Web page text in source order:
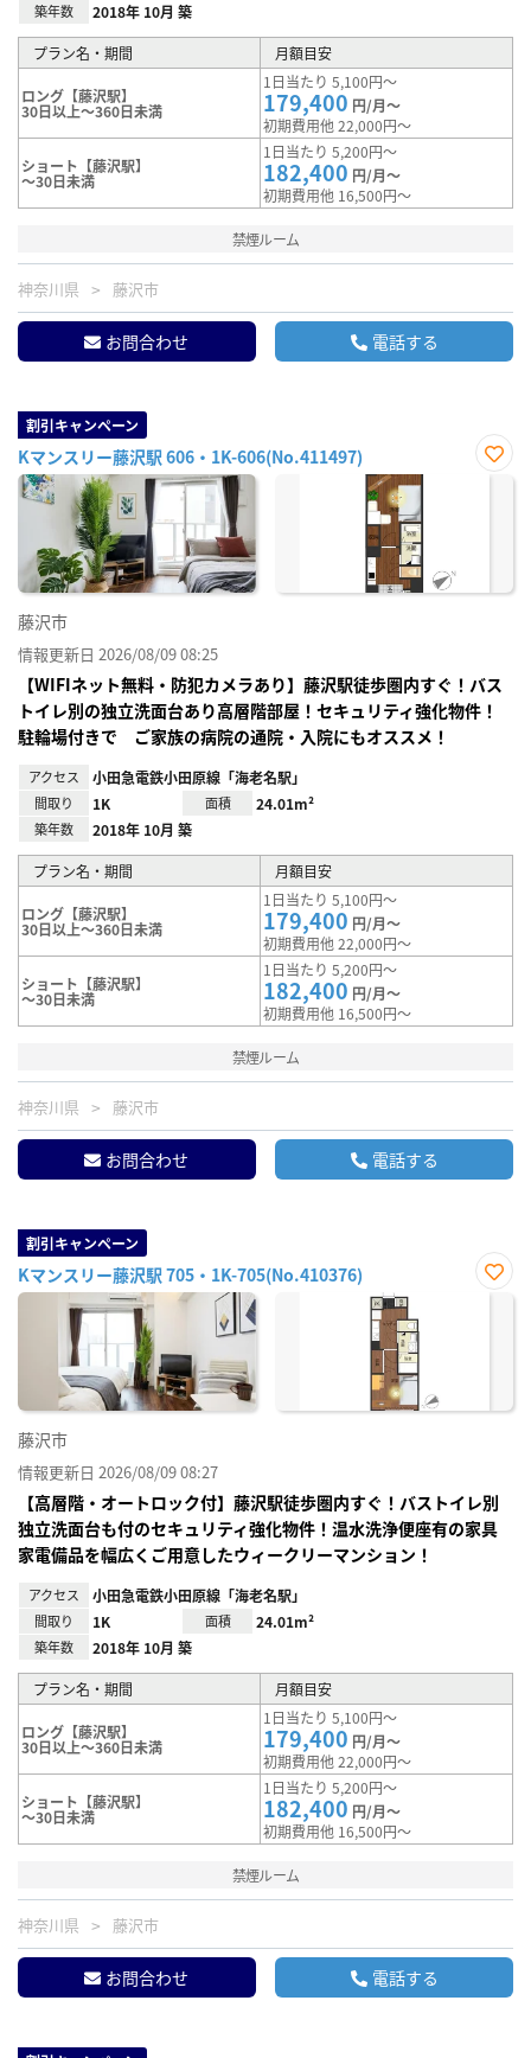
築年数 2018年 10月 築
プラン名・期間 月額目安
ロング【藤沢駅】
30日以上～360日未満
1日当たり 5,100円～
179,400 円/月～
初期費用他 22,000円～
ショート【藤沢駅】
～30日未満
1日当たり 5,200円～
182,400 円/月～
初期費用他 16,500円～
禁煙ルーム
神奈川県 藤沢市
お問合わせ 電話する
割引キャンペーン
Kマンスリー藤沢駅 606・1K-606(No.411497)
お気
藤沢市
情報更新日 2026/08/09 08:25
【WIFIネット無料・防犯カメラあり】藤沢駅徒歩圏内すぐ！バス
トイレ別の独立洗面台あり高層階部屋！セキュリティ強化物件！
駐輪場付きで ご家族の病院の通院・入院にもオススメ！
アクセス 小田急電鉄小田原線「海老名駅」
間取り 1K 面積 24.01m²
築年数 2018年 10月 築
プラン名・期間 月額目安
ロング【藤沢駅】
30日以上～360日未満
1日当たり 5,100円～
179,400 円/月～
初期費用他 22,000円～
ショート【藤沢駅】
～30日未満
1日当たり 5,200円～
182,400 円/月～
初期費用他 16,500円～
禁煙ルーム
神奈川県 藤沢市
お問合わせ 電話する
割引キャンペーン
Kマンスリー藤沢駅 705・1K-705(No.410376)
お気
藤沢市
情報更新日 2026/08/09 08:27
【高層階・オートロック付】藤沢駅徒歩圏内すぐ！バストイレ別
独立洗面台も付のセキュリティ強化物件！温水洗浄便座有の家具
家電備品を幅広くご用意したウィークリーマンション！
アクセス 小田急電鉄小田原線「海老名駅」
間取り 1K 面積 24.01m²
築年数 2018年 10月 築
プラン名・期間 月額目安
ロング【藤沢駅】
30日以上～360日未満
1日当たり 5,100円～
179,400 円/月～
初期費用他 22,000円～
ショート【藤沢駅】
～30日未満
1日当たり 5,200円～
182,400 円/月～
初期費用他 16,500円～
禁煙ルーム
神奈川県 藤沢市
お問合わせ 電話する